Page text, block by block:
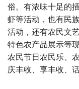
俗。有浓味十足的
虾等活动，也有民
活动，还有农民文
特色农产品展示等
农民节日农民乐、
庆丰收、享丰收、